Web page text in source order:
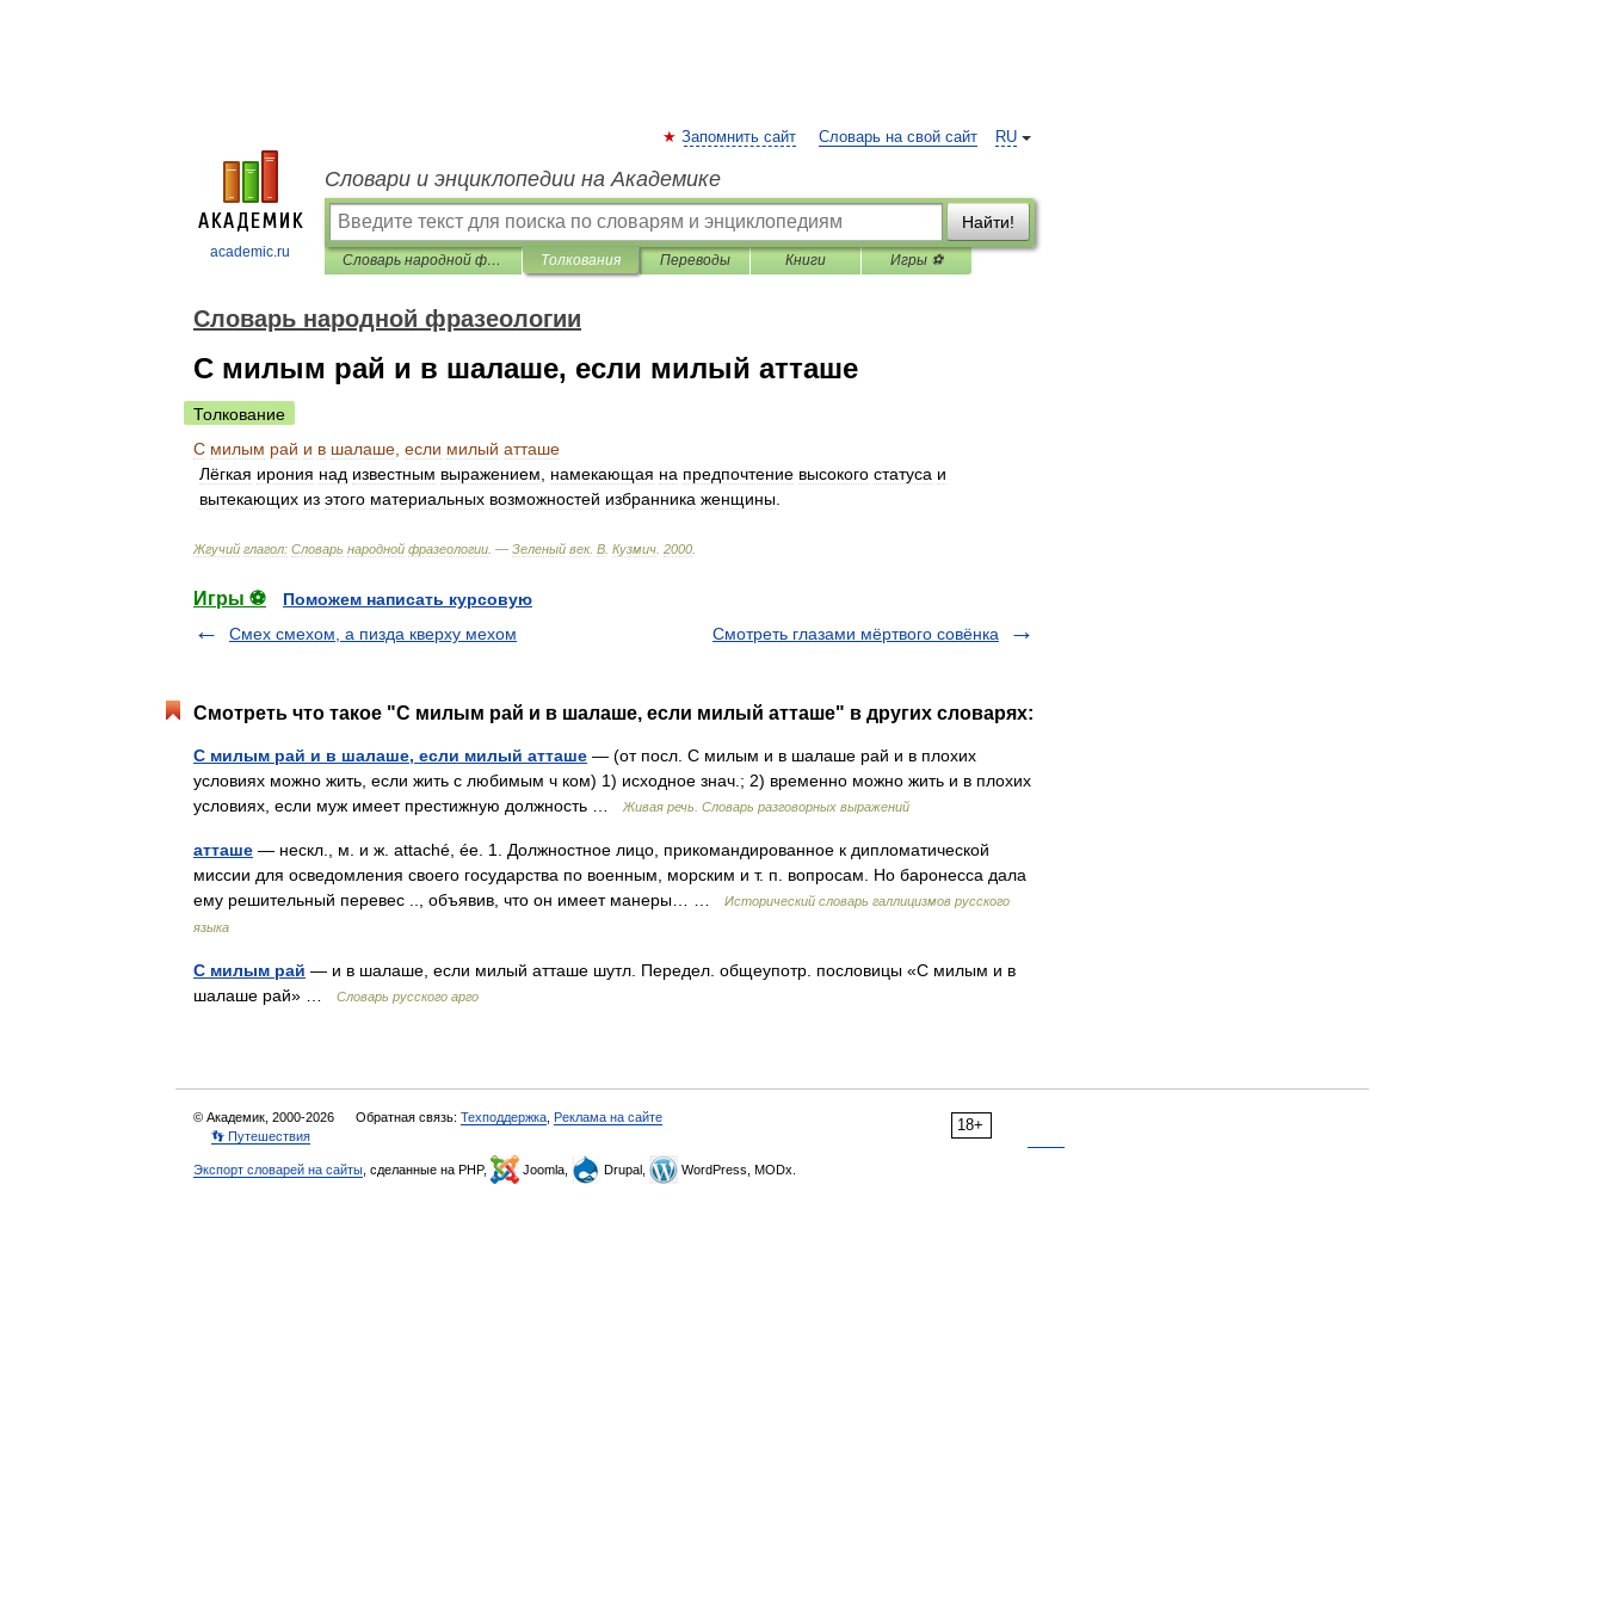
academic.ru
RU
Запомнить сайт Словарь на свой сайт
Словари и энциклопедии на Академике
Найти!
Словарь народной фразеологии Толкования Переводы Книги Игры ⚽
Словарь народной фразеологии
С милым рай и в шалаше, если милый атташе
Толкование
С милым рай и в шалаше если милый атташе
Лёгкая ирония над известным выражением намекающая на предпочтение высокого статуса и
вытекающих из этого материальных возможностей избранника женщины
Жгучий глагол: Словарь народной фразеологии . — Зеленый век. В Кузмич 2000
Игры ⚽
Поможем написать курсовую
Смех смехом, а пизда кверху мехом
Смотреть глазами мёртвого совёнка
Смотреть что такое "С милым рай и в шалаше, если милый атташе" в других словарях:
С милым рай и в шалаше, если милый атташе — (от посл. С милым и в шалаше рай и в плохих
условиях можно жить, если жить с любимым ч ком) 1) исходное знач.; 2) временно можно жить и в плохих
условиях, если муж имеет престижную должность …
Живая речь. Словарь разговорных выражений
атташе — нескл., м. и ж. attaché, ée. 1. Должностное лицо, прикомандированное к дипломатической
миссии для осведомления своего государства по военным, морским и т. п. вопросам. Но баронесса дала
ему решительный перевес .., объявив, что он имеет манеры… …
Исторический словарь галлицизмов русского
языка
С милым рай — и в шалаше, если милый атташе шутл. Передел. общеупотр. пословицы «С милым и в
шалаше рай» …
Словарь русского арго
18+
© Академик, 2000-2026 Обратная связь: Техподдержка Реклама на сайте
👣 Путешествия
Экспорт словарей на сайты , сделанные на PHP, Joomla, Drupal, WordPress, MODx.